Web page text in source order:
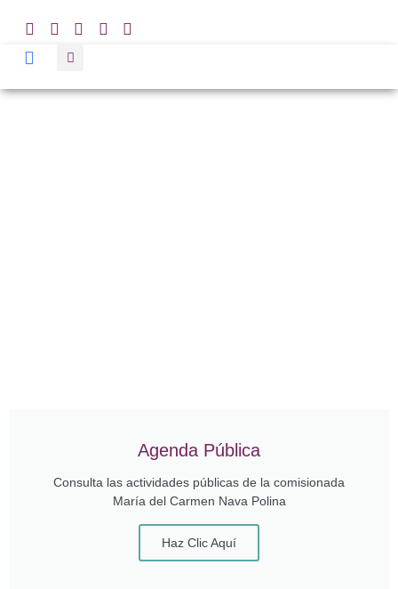
Agenda Pública
Consulta las actividades públicas de la comisionada
María del Carmen Nava Polina
Haz Clic Aquí